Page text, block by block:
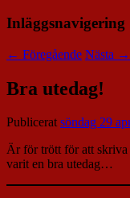
Inläggsnavigering
← Föregående Nästa →
Bra utedag!
Publiceratsöndag 29
Är för trött för att skriva
varit en bra utedag…